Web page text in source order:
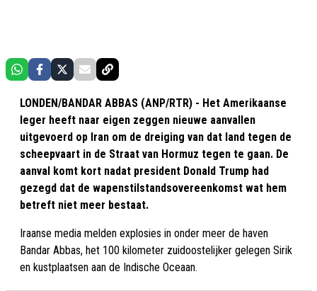
LONDEN/BANDAR ABBAS (ANP/RTR) - Het Amerikaanse
leger heeft naar eigen zeggen nieuwe aanvallen
uitgevoerd op Iran om de dreiging van dat land tegen de
scheepvaart in de Straat van Hormuz tegen te gaan. De
aanval komt kort nadat president Donald Trump had
gezegd dat de wapenstilstandsovereenkomst wat hem
betreft niet meer bestaat.
Iraanse media melden explosies in onder meer de haven
Bandar Abbas, het 100 kilometer zuidoostelijker gelegen Sirik
en kustplaatsen aan de Indische Oceaan.